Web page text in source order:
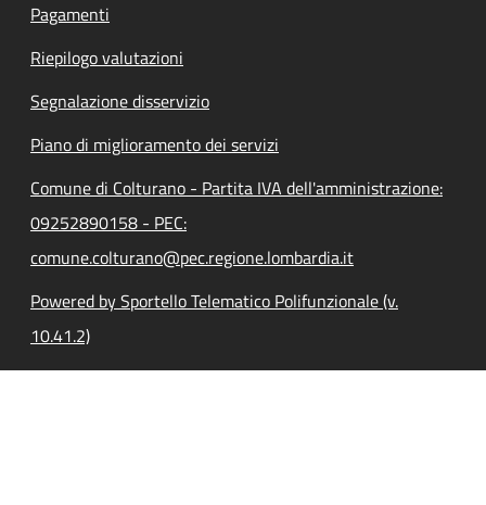
Pagamenti
Riepilogo valutazioni
Segnalazione disservizio
Piano di miglioramento dei servizi
Comune di Colturano - Partita IVA dell'amministrazione:
09252890158 - PEC:
comune.colturano@pec.regione.lombardia.it
Powered by Sportello Telematico Polifunzionale (v.
10.41.2)